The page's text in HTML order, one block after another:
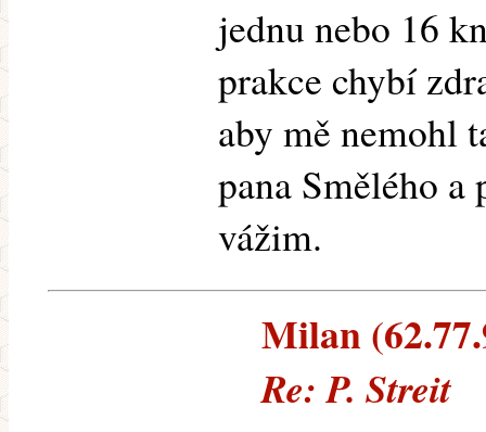
jednu nebo 16
prakce chybí
aby mě nemohl
pana Smělého
vážim.
Milan
Re: P. Streit